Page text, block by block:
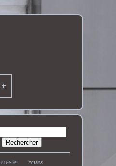
master roues